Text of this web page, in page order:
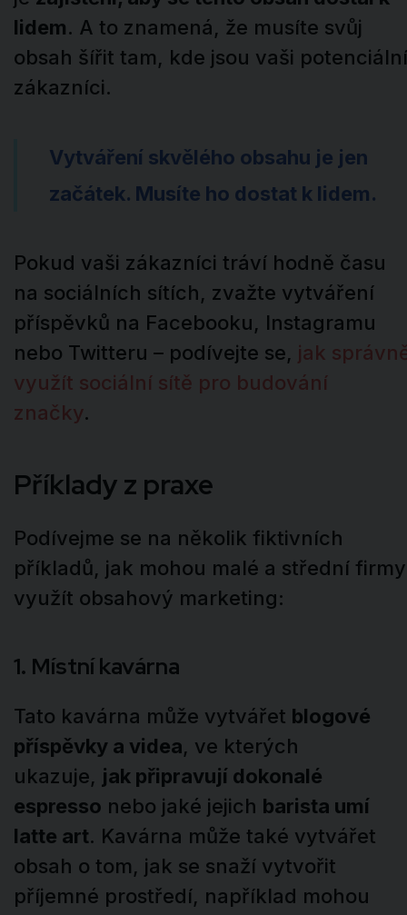
lidem. A to znamená, že musíte svůj
obsah šířit tam, kde jsou vaši potenciální
zákazníci.
Vytváření skvělého obsahu je jen
začátek. Musíte ho dostat k lidem.
Pokud vaši zákazníci tráví hodně času
na sociálních sítích, zvažte vytváření
příspěvků na Facebooku, Instagramu
nebo Twitteru – podívejte se, jak
využít sociální sítě pro budování
značky.
Příklady z praxe
Podívejme se na několik fiktivních
příkladů, jak mohou malé a střední firmy
využít obsahový marketing:
1. Místní kavárna
Tato kavárna může vytvářet blogové
příspěvky a videa, ve kterých
ukazuje, jak připravují dokonalé
espresso nebo jaké jejich barista umí
latte art. Kavárna může také vytvářet
obsah o tom, jak se snaží vytvořit
příjemné prostředí, například mohou